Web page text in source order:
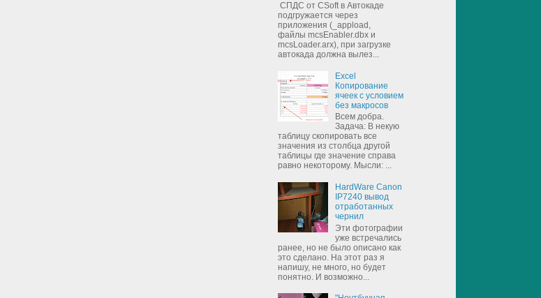
СПДС от CSoft в Автокаде
подгружается через
приложения (_appload,
файлы mcsEnabler.dbx и
mcsLoader.arx), при загрузке
автокада должна вылез...
Excel
Копирование
ячеек с условием
без макросов
Всем добра.
Задача: В некую
таблицу скопировать все
значения из столбца другой
таблицы где значение справа
равно некоторому. Мысли: ...
HardWare Canon
IP7240 вывод
отработанных
чернил
Эти фотографии
уже встречались
ранее, но не было описано как
это сделано. На этот раз я
напишу, не много, но будет
понятно. И возможно...